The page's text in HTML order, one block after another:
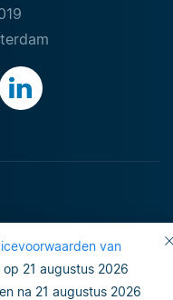
van
21 augustus 2026
na 21 augustus 2026